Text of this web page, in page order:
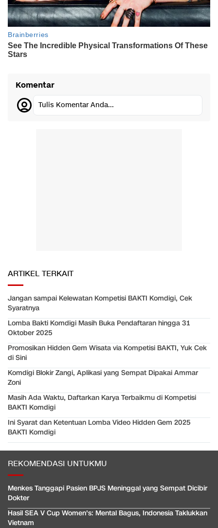
Komentar
Tulis Komentar Anda...
ARTIKEL TERKAIT
Jangan sampai Kelewatan Kompetisi BAKTI Komdigi, Cek
Syaratnya
Lomba Bakti Komdigi Masih Buka Pendaftaran hingga 31
Oktober 2025
Promosikan Hidden Gem Wisata via Kompetisi BAKTI, Yuk Cek
di Sini
Komdigi Blokir Zangi, Aplikasi yang Sempat Dipakai Ammar
Zoni
Masih Ada Waktu, Daftarkan Karya Terbaikmu di Kompetisi
BAKTI Komdigi
Ini Syarat dan Ketentuan Lomba Video Hidden Gem 2025
BAKTI Komdigi
REKOMENDASI UNTUKMU
Menkes Tanggapi Pasien BPJS Meninggal yang Sempat Dicibir
Dokter
Hasil SEA V Cup Women's: Mental Bagus, Indonesia Taklukkan
Vietnam